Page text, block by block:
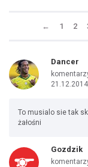
← 1 2
Dancer
To musialo sie tak
żałośni
Gozdzik